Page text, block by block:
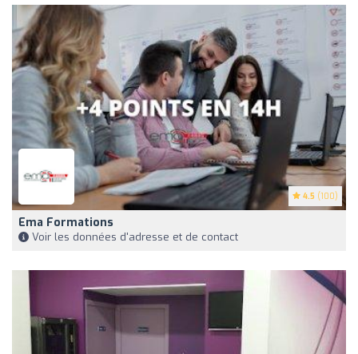
4.5 (100)
Ema Formations
Voir les données d'adresse et de contact